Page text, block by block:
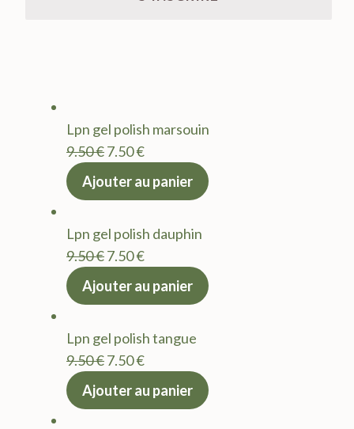
Lpn gel polish marsouin
9.50€Le
prix
9.50 €.
7.50€Le
actuel
7.50 €.
Ajouter au panier
Lpn gel polish dauphin
9.50€Le
prix
9.50 €.
7.50€Le
actuel
7.50 €.
Ajouter au panier
Lpn gel polish tangue
9.50€Le
prix
7.50€Le
actuel
Ajouter au panier